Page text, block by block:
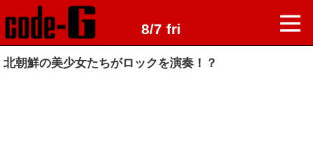
8/7 fri
北朝鮮の美少女たちがロックを演奏！？